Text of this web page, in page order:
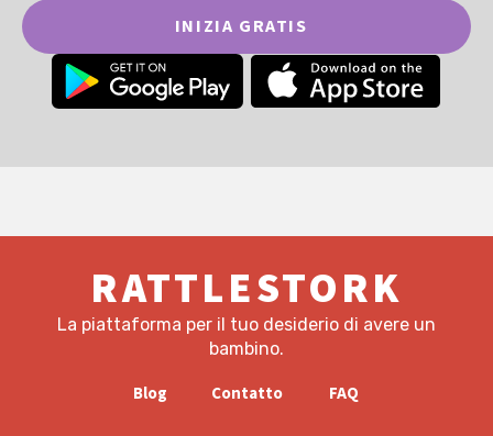
INIZIA GRATIS
RATTLESTORK
La piattaforma per il tuo desiderio di avere un
bambino.
Blog Contatto FAQ